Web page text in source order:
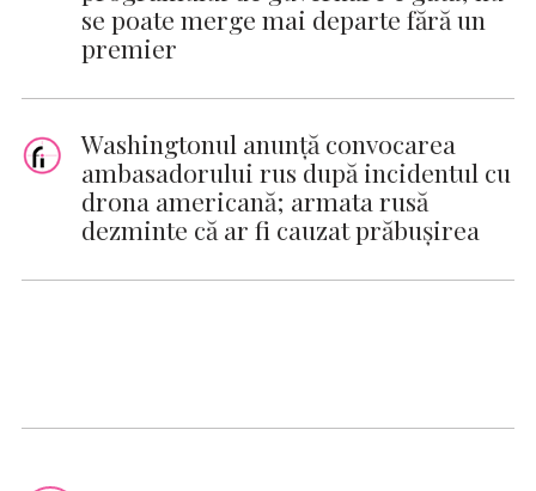
se poate merge mai departe fără un
premier
Washingtonul anunţă convocarea
ambasadorului rus după incidentul cu
drona americană; armata rusă
dezminte că ar fi cauzat prăbuşirea